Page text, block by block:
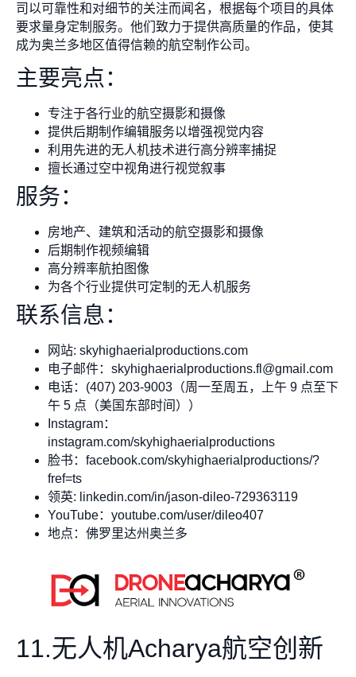
司以可靠性和对细节的关注而闻名，根据每个项目的具体
要求量身定制服务。他们致力于提供高质量的作品，使其
成为奥兰多地区值得信赖的航空制作公司。
主要亮点：
专注于各行业的航空摄影和摄像
提供后期制作编辑服务以增强视觉内容
利用先进的无人机技术进行高分辨率捕捉
擅长通过空中视角进行视觉叙事
服务：
房地产、建筑和活动的航空摄影和摄像
后期制作视频编辑
高分辨率航拍图像
为各个行业提供可定制的无人机服务
联系信息：
网站: skyhighaerialproductions.com
电子邮件： skyhighaerialproductions.fl@gmail.com
电话：(407) 203-9003（周一至周五，上午 9 点至下
午 5 点（美国东部时间））
Instagram：
instagram.com/skyhighaerialproductions
脸书：facebook.com/skyhighaerialproductions/?
fref=ts
领英: linkedin.com/in/jason-dileo-729363119
YouTube：youtube.com/user/dileo407
地点：佛罗里达州奥兰多
11.无人机Acharya航空创新